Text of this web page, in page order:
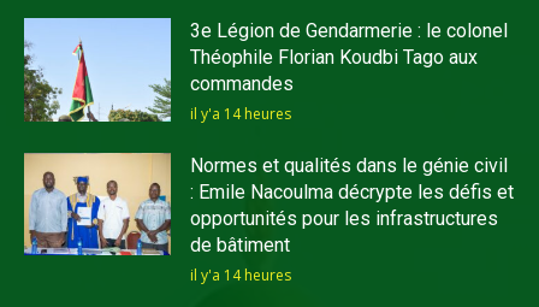
3e Légion de Gendarmerie : le colonel
Théophile Florian Koudbi Tago aux
commandes
il y'a 14 heures
Normes et qualités dans le génie civil
: Emile Nacoulma décrypte les défis et
opportunités pour les infrastructures
de bâtiment
il y'a 14 heures